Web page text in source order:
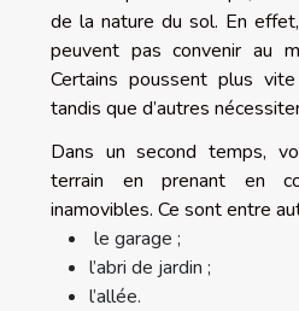
de la nature du sol. En
peuvent pas convenir au
Certains poussent plus
tandis que d’autres
Dans un second temps,
terrain en prenant en
inamovibles. Ce sont entre
le garage ;
l’abri de jardin ;
l’allée.